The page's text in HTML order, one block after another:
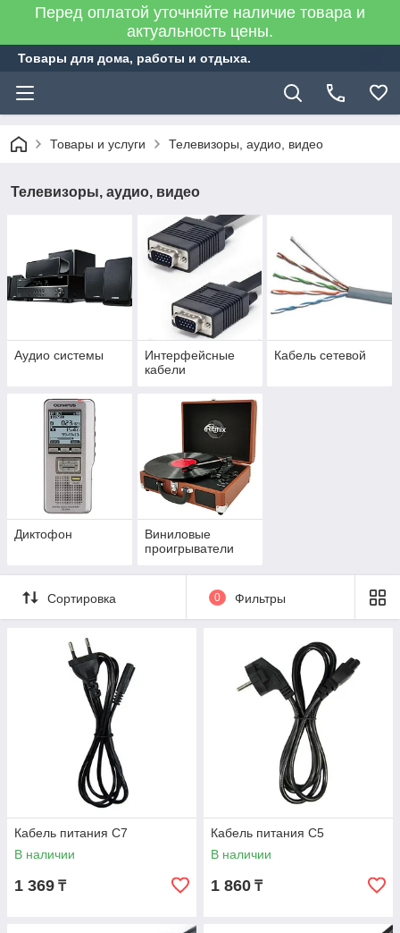
Перед оплатой уточняйте наличие товара и
актуальность цены.
Товары для дома, работы и отдыха.
Товары и услуги Телевизоры, аудио, видео
Телевизоры, аудио, видео
Аудио системы
Интерфейсные
кабели
Кабель сетевой
Диктофон
Виниловые
проигрыватели
Сортировка 0 Фильтры
Кабель питания С7
В наличии
1 369 ₸
Кабель питания С5
В наличии
1 860 ₸